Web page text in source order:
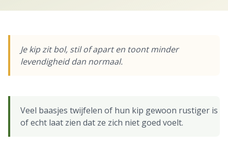
Je kip zit bol, stil of apart en toont minder
levendigheid dan normaal.
Veel baasjes twijfelen of hun kip gewoon rustiger is
of echt laat zien dat ze zich niet goed voelt.